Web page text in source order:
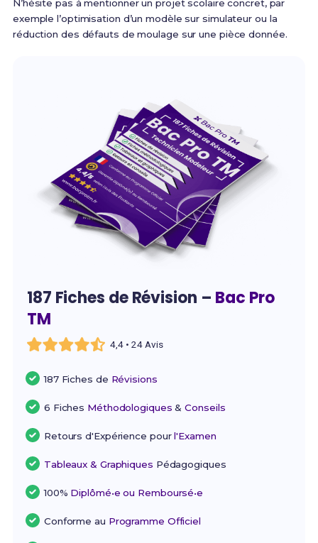
N’hésite pas à mentionner un projet scolaire concret, par
exemple l’optimisation d’un modèle sur simulateur ou la
réduction des défauts de moulage sur une pièce donnée.
187 Fiches de Révision – Bac Pro
TM
4,4 • 24 Avis
187 Fiches de Révisions
6 Fiches Méthodologiques &Conseils
Retours d'Expérience pourl'Examen
Tableaux & Graphiques Pédagogiques
100% Diplômé•e ou Remboursé•e
Conforme au Programme Officiel